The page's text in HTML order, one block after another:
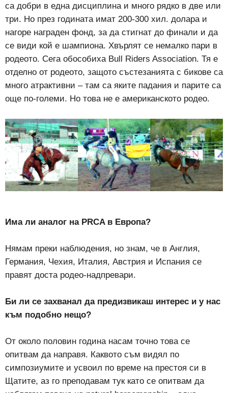
са добри в една дисциплина и много рядко в две или
три. Но през годината имат 200-300 хил. долара и
нагоре награден фонд, за да стигнат до финали и да
се види кой е шампиона. Хвърлят се немалко пари в
родеото. Сега обособиха Bull Riders Association. Тя е
отделно от родеото, защото състезанията с бикове са
много атрактивни – там са яките падания и парите са
още по-големи. Но това не е американското родео.
Има ли аналог на PRCA в Европа?
Нямам преки наблюдения, но знам, че в Англия,
Германия, Чехия, Италия, Австрия и Испания се
правят доста родео-надпревари.
Би ли се захванал да предизвикаш интерес и у нас
към подобно нещо?
От около половин година насам точно това се
опитвам да направя. Каквото съм видял по
симпозиумите и усвоил по време на престоя си в
Щатите, аз го преподавам тук като се опитвам да